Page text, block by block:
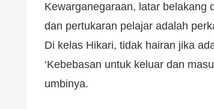
Kewarganegaraan, latar belakang
dan pertukaran pelajar adalah
Di kelas Hikari, tidak hairan jika
‘Kebebasan untuk keluar dan
umbinya.